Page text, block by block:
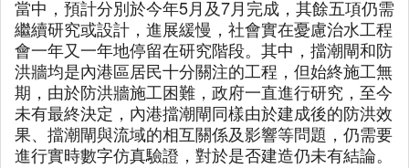
當中，預計分別於今年5月及7月完成，其餘五項仍需
繼續研究或設計，進展緩慢，社會實在憂慮治水工程
會一年又一年地停留在研究階段。其中，擋潮閘和防
洪牆均是內港區居民十分關注的工程，但始終施工無
期，由於防洪牆施工困難，政府一直進行研究，至今
未有最終決定，內港擋潮閘同樣由於建成後的防洪效
果、擋潮閘與流域的相互關係及影響等問題，仍需要
進行實時數字仿真驗證，對於是否建造仍未有結論。